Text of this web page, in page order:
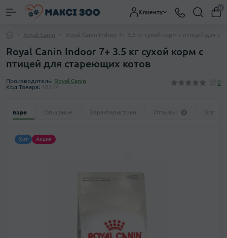
Клиенту
0
Royal Canin Royal Canin Indoor 7+ 3.5 кг сухой корм с птицей для
Royal Canin Indoor 7+ 3.5 кг сухой корм с
птицей для стареющих котов
Производитель: Royal Canin
Код Товара: 18214
0
товаре Описание Характеристики Отзывы 0
Хит Акция